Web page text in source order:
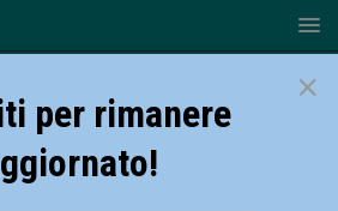
×
per rimanere